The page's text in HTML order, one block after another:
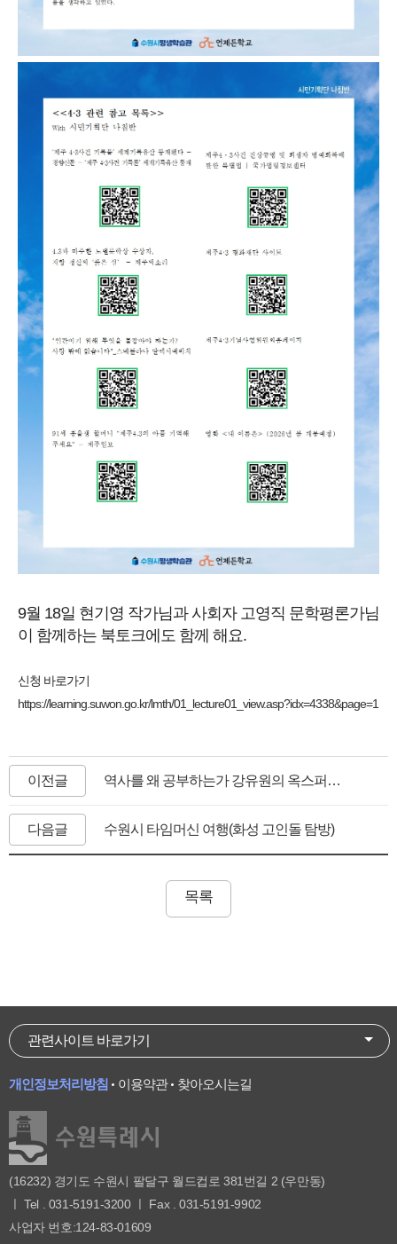
9월 18일 현기영 작가님과 사회자 고영직 문학평론가님
이 함께하는 북토크에도 함께 해요.
신청 바로가기
https://learning.suwon.go.kr/lmth/01_lecture01_view.asp?idx=4338&page=1
이전글 역사를 왜 공부하는가 강유원의 옥스퍼드 세계사 읽기 3분기 시작
다음글 수원시 타임머신 여행(화성 고인돌 탐방)
목록
개인정보처리방침 이용약관 찾아오시는길
(16232) 경기도 수원시 팔달구 월드컵로 381번길 2 (우만동)
ㅣ Tel . 031-5191-3200 ㅣ Fax . 031-5191-9902
사업자 번호:124-83-01609
관련사이트 바로가기